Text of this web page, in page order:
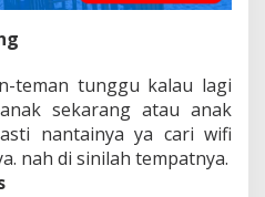
teman tunggu kalau lagi
sekarang atau anak
nantainya ya cari wifi
nah di sinilah tempatnya.